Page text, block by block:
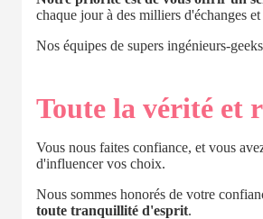
chaque jour à des milliers d'échanges
Nos équipes de supers ingénieurs-
Toute la vérité et
Vous nous faites confiance, et vous
d'influencer vos choix.
Nous sommes honorés de votre
toute tranquillité d'esprit.